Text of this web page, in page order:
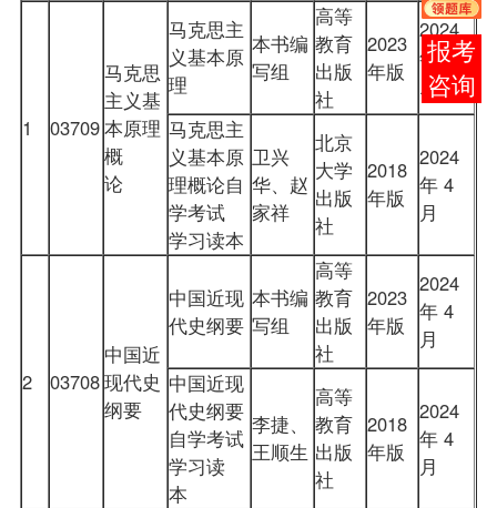
1 03709
马克思
主义基
本原理
概
论
马克思主
义基本原
理
本书编
写组
高等
教育
出版
社
2023
年版
2024
年 4
月
马克思主
义基本原
理概论自
学考试
学习读本
卫兴
华、赵
家祥
北京
大学
出版
社
2018
年版
2024
年 4
月
2 03708
中国近
现代史
纲要
中国近现
代史纲要
本书编
写组
高等
教育
出版
社
2023
年版
2024
年 4
月
中国近现
代史纲要
自学考试
学习读
本
李捷、
王顺生
高等
教育
出版
社
2018
年版
2024
年 4
月
报考
咨询